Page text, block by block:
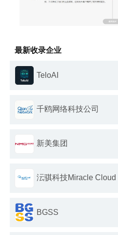
最新收录企业
TeloAI
千鸥网络科技公司
新美集团
沄骐科技Miracle Cloud
BGSS